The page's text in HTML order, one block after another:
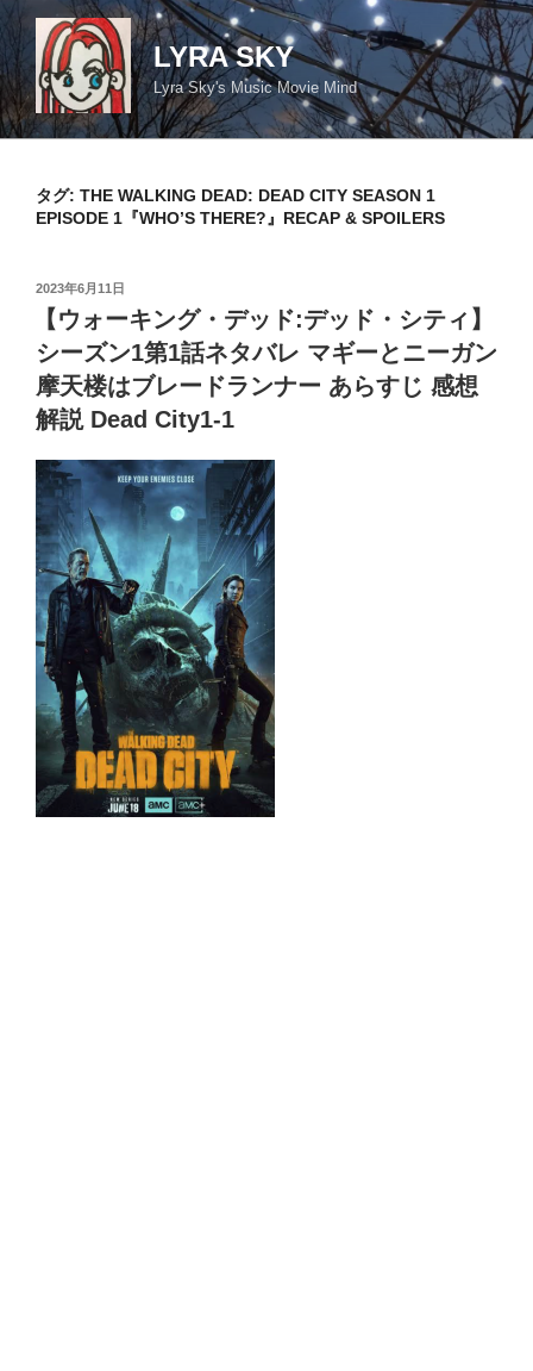
コ
ン
テ
ン
ツ
LYRA SKY
Lyra Sky's Music Movie Mind
タグ: THE WALKING DEAD: DEAD CITY SEASON 1
EPISODE 1『WHO’S THERE?』RECAP & SPOILERS
投
日:
2023年6月11日
【ウォーキング・デッド:デッド・シティ】
シーズン1第1話ネタバレ マギーとニーガン
摩天楼はブレードランナー あらすじ 感想
解説 Dead City1-1